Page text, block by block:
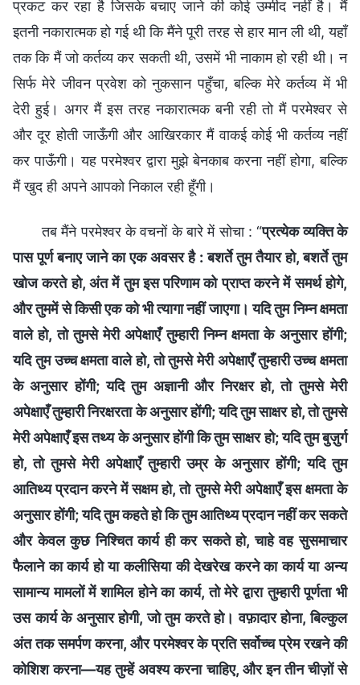
प्रकट कर रहा है जिसके बचाए जाने की कोई उम्मीद नहीं है। मैं
इतनी नकारात्मक हो गई थी कि मैंने पूरी तरह से हार मान ली थी, यहाँ
तक कि मैं जो कर्तव्य कर सकती थी, उसमें भी नाकाम हो रही थी। न
सिर्फ मेरे जीवन प्रवेश को नुकसान पहुँचा, बल्कि मेरे कर्तव्य में भी
देरी हुई। अगर मैं इस तरह नकारात्मक बनी रही तो मैं परमेश्वर से
और दूर होती जाऊँगी और आखिरकार मैं वाकई कोई भी कर्तव्य नहीं
कर पाऊँगी। यह परमेश्वर द्वारा मुझे बेनकाब करना नहीं होगा, बल्कि
मैं खुद ही अपने आपको निकाल रही हूँगी।
तब मैंने परमेश्वर के वचनों के बारे में सोचा : “प्रत्येक व्यक्ति के
पास पूर्ण बनाए जाने का एक अवसर है : बशर्ते तुम तैयार हो, बशर्ते तुम
खोज करते हो, अंत में तुम इस परिणाम को प्राप्त करने में समर्थ होगे,
और तुममें से किसी एक को भी त्यागा नहीं जाएगा। यदि तुम निम्न क्षमता
वाले हो, तो तुमसे मेरी अपेक्षाएँ तुम्हारी निम्न क्षमता के अनुसार होंगी;
यदि तुम उच्च क्षमता वाले हो, तो तुमसे मेरी अपेक्षाएँ तुम्हारी उच्च क्षमता
के अनुसार होंगी; यदि तुम अज्ञानी और निरक्षर हो, तो तुमसे मेरी
अपेक्षाएँ तुम्हारी निरक्षरता के अनुसार होंगी; यदि तुम साक्षर हो, तो तुमसे
मेरी अपेक्षाएँ इस तथ्य के अनुसार होंगी कि तुम साक्षर हो; यदि तुम बुज़ुर्ग
हो, तो तुमसे मेरी अपेक्षाएँ तुम्हारी उम्र के अनुसार होंगी; यदि तुम
आतिथ्य प्रदान करने में सक्षम हो, तो तुमसे मेरी अपेक्षाएँ इस क्षमता के
अनुसार होंगी; यदि तुम कहते हो कि तुम आतिथ्य प्रदान नहीं कर सकते
और केवल कुछ निश्चित कार्य ही कर सकते हो, चाहे वह सुसमाचार
फैलाने का कार्य हो या कलीसिया की देखरेख करने का कार्य या अन्य
सामान्य मामलों में शामिल होने का कार्य, तो मेरे द्वारा तुम्हारी पूर्णता भी
उस कार्य के अनुसार होगी, जो तुम करते हो। वफ़ादार होना, बिल्कुल
अंत तक समर्पण करना, और परमेश्वर के प्रति सर्वोच्च प्रेम रखने की
कोशिश करना—यह तुम्हें अवश्य करना चाहिए, और इन तीन चीज़ों से